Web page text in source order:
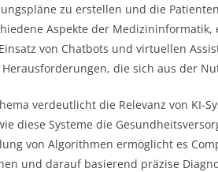
zu erstellen und die
Aspekte der
von Chatbots und virtuellen
die sich aus der
verdeutlicht die Relevanz von KI-
diese Systeme die
von Algorithmen ermöglicht es
und darauf basierend präzise